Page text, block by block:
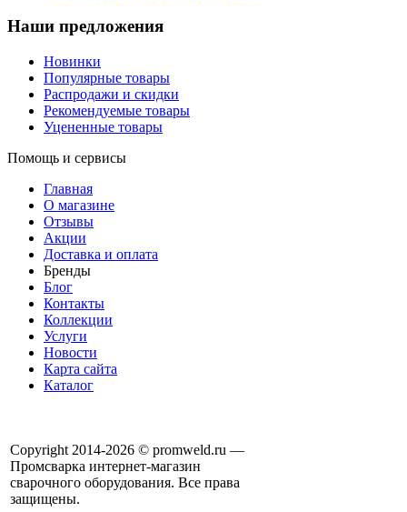
Наши предложения
Новинки
Популярные товары
Распродажи и скидки
Рекомендуемые товары
Уцененные товары
Помощь и сервисы
Главная
О магазине
Отзывы
Акции
Доставка и оплата
Бренды
Блог
Контакты
Коллекции
Услуги
Новости
Карта сайта
Каталог
Copyright 2014-2026 © promweld.ru —
Промсварка интернет-магазин
сварочного оборудования. Все права
защищены.